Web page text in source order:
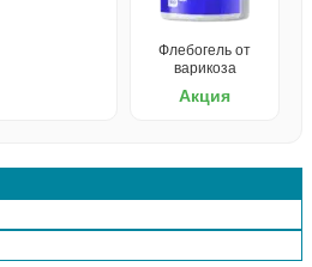
Флебогель от
варикоза
Акция